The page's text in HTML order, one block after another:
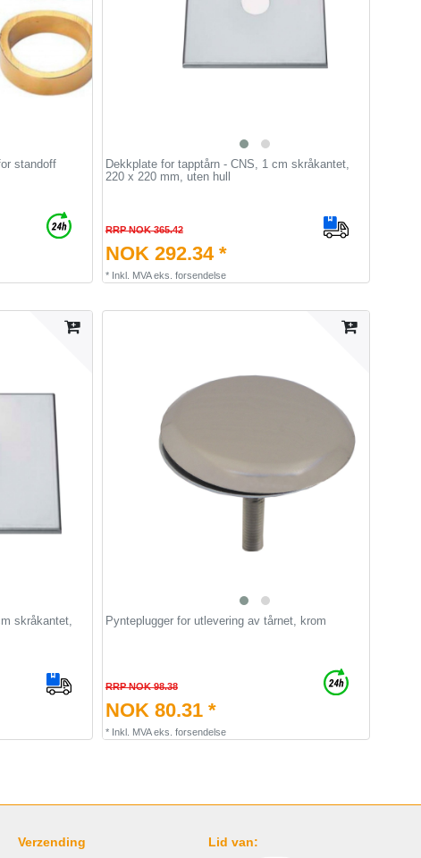
standoff
Dekkplate for tapptårn - CNS, 1 cm skråkantet,
220 x 220 mm, uten hull
RRP NOK 365.42
NOK 292.34 *
* Inkl. MVAeks. forsendelse
skråkantet,
Pynteplugger for utlevering av tårnet, krom
RRP NOK 98.38
NOK 80.31 *
* Inkl. MVAeks. forsendelse
Verzending Lid van: